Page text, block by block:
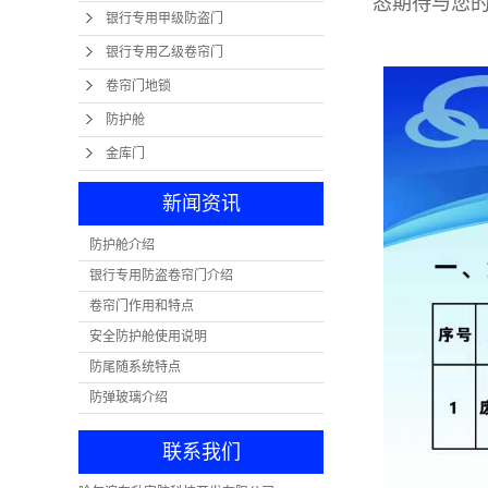
银行专用甲级防盗门
银行专用乙级卷帘门
卷帘门地锁
防护舱
金库门
新闻资讯
防护舱介绍
银行专用防盗卷帘门介绍
卷帘门作用和特点
安全防护舱使用说明
防尾随系统特点
防弹玻璃介绍
联系我们